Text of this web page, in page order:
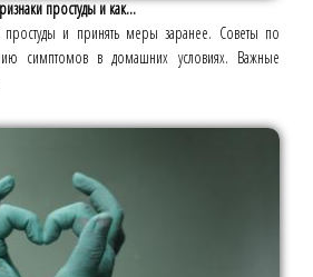
простуды и как...
простуды и принять меры заранее. Советы по
симптомов в домашних условиях. Важные